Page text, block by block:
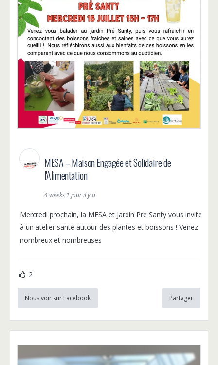
MESA – Maison Engagée et Solidaire de
l'Alimentation
4 weeks 1 jour il y a
Mercredi prochain, la MESA et Jardin Pré Santy vous invite
à un atelier santé autour des plantes et boissons ! Venez
nombreux et nombreuses
2
Nous voir sur Facebook Partager